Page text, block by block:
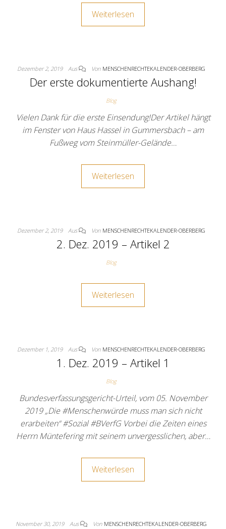
Weiterlesen
Dezember 2, 2019 Aus Von MENSCHENRECHTEKALENDER-OBERBERG
Der erste dokumentierte Aushang!
Blog
Vielen Dank für die erste Einsendung!Der Artikel hängt
im Fenster von Haus Hassel in Gummersbach – am
Fußweg vom Steinmüller-Gelände…
Weiterlesen
Dezember 2, 2019 Aus Von MENSCHENRECHTEKALENDER-OBERBERG
2. Dez. 2019 – Artikel 2
Blog
Weiterlesen
Dezember 1, 2019 Aus Von MENSCHENRECHTEKALENDER-OBERBERG
1. Dez. 2019 – Artikel 1
Blog
Bundesverfassungsgericht-Urteil, vom 05. November
2019 „Die #Menschenwürde muss man sich nicht
erarbeiten“ #Sozial #BVerfG Vorbei die Zeiten eines
Herrn Müntefering mit seinem unvergesslichen, aber…
Weiterlesen
November 30, 2019 Aus Von MENSCHENRECHTEKALENDER-OBERBERG